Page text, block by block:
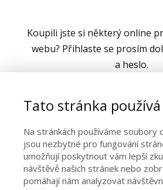
Koupili jste si některý online
webu? Přihlaste se prosím
a heslo.
za jednorázový poplatek
překliknout v pravém horním
Tato stránka
Na stránkách používáme soubory
jsou nezbytné pro fungování
umožňují poskytnout vám lepší
návštěvě našich stránek nebo
pomáhají nám analyzovat